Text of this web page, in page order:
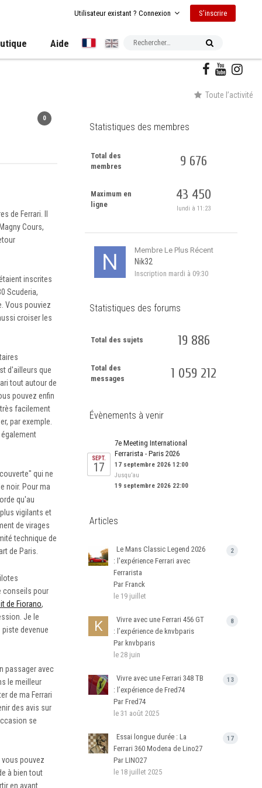
Utilisateur existant ? Connexion S’inscrire
Aide
Toute l’activité
0
de Ferrari. Il
Cours,
inscrites
Scuderia,
Vous pouviez
croiser les
d'ailleurs que
tout autour de
pouvez enfin
facilement
par exemple.
qui ne
noir. Pour ma
qu'au
vigilants et
de virages
technique de
de Paris.
conseils pour
de Fiorano,
Je le
devenue
passager avec
le meilleur
de ma Ferrari
des avis sur
se
pouvez
à bien tout
en avant.
Statistiques des membres
Total des
membres
9 676
Maximum en
ligne
43 450
lundi à 11:23
Membre Le Plus Récent
Nik32
Inscription mardi à 09:30
Statistiques des forums
Total des sujets 19 886
Total des
messages
1 059 212
Évènements à venir
SEPT.
17
7e Meeting International
Ferrarista - Paris 2026
17 septembre 2026 12:00
Jusqu’au
19 septembre 2026 22:00
Articles
2
Le Mans Classic Legend 2026
: l'expérience Ferrari avec
Ferrarista
Par Franck
le 19 juillet
8
Vivre avec une Ferrari 456 GT
: l’expérience de knvbparis
Par knvbparis
le 28 juin
13
Vivre avec une Ferrari 348 TB
: l’expérience de Fred74
Par Fred74
le 31 août 2025
17
Essai longue durée : La
Ferrari 360 Modena de Lino27
Par LINO27
le 18 juillet 2025